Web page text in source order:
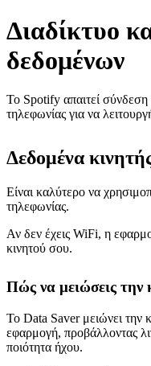
Διαδίκτυο
δεδομένων
Το Spotify απαιτεί
τηλεφωνίας για να
Δεδομένα
Είναι καλύτερο να
τηλεφωνίας.
Αν δεν έχεις WiFi, η
κινητού σου.
Πώς να μειώσεις
Το Data Saver μειώνει
εφαρμογή, προβάλλοντας
ποιότητα ήχου.